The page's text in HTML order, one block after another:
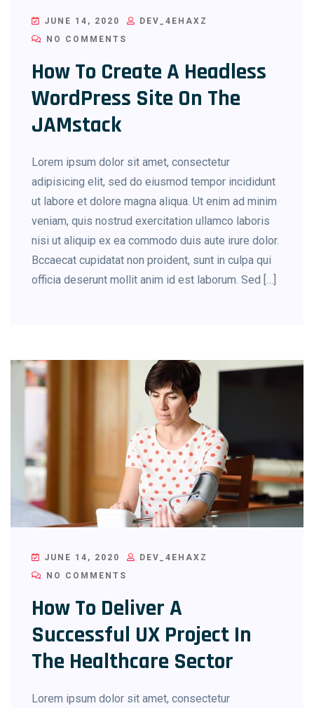
JUNE 14, 2020
DEV_4EHAXZ
NO COMMENTS
How To Create A Headless
WordPress Site On The
JAMstack
Lorem ipsum dolor sit amet, consectetur
adipisicing elit, sed do eiusmod tempor incididunt
ut labore et dolore magna aliqua. Ut enim ad minim
veniam, quis nostrud exercitation ullamco laboris
nisi ut aliquip ex ea commodo duis aute irure dolor.
Bccaecat cupidatat non proident, sunt in culpa qui
officia deserunt mollit anim id est laborum. Sed […]
JUNE 14, 2020
DEV_4EHAXZ
NO COMMENTS
How To Deliver A
Successful UX Project In
The Healthcare Sector
Lorem ipsum dolor sit amet, consectetur